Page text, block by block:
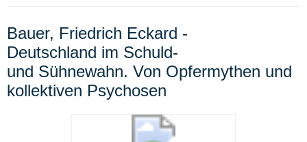
Bauer, Friedrich Eckard -
Deutschland im Schuld-
und Sühnewahn. Von Opfermythen und
kollektiven Psychosen